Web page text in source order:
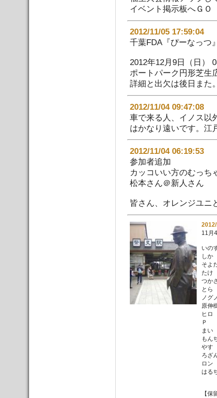
イベント掲示板へＧＯ
2012/11/05
千葉FDA『ぴーなっつ
2012年12月9日（日）
ポートパーク円形芝生
詳細と出欠は後日また
2012/11/04
車で来る人、イノス以
はかなり遠いです。江
2012/11/04
参加者追加
カッコいい方のむっち
松本さん＠新人さん
皆さん、オレンジユニ
11月
いの
しか
そよ
たけ
つか
とら
ノグ
原伸
ヒロ
Ｐ
まい
もん
やす
ろざ
ロン
はる
【保